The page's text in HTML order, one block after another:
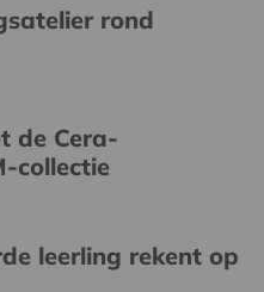
rond
de Cera-
collectie
leerling rekent op